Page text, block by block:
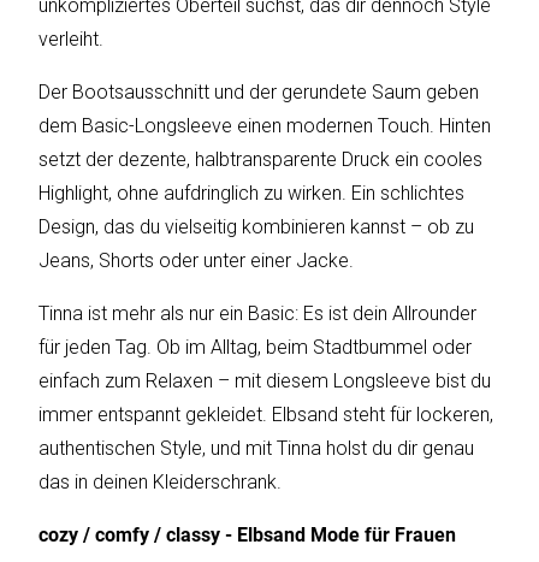
Katalog
erstellen
Preisliste
erstellen
unkompliziertes Oberteil suchst, das dir dennoch Style
verleiht.
Der Bootsausschnitt und der gerundete Saum geben
dem Basic-Longsleeve einen modernen Touch. Hinten
setzt der dezente, halbtransparente Druck ein cooles
Highlight, ohne aufdringlich zu wirken. Ein schlichtes
Design, das du vielseitig kombinieren kannst – ob zu
Jeans, Shorts oder unter einer Jacke.
Tinna ist mehr als nur ein Basic: Es ist dein Allrounder
für jeden Tag. Ob im Alltag, beim Stadtbummel oder
einfach zum Relaxen – mit diesem Longsleeve bist du
immer entspannt gekleidet. Elbsand steht für lockeren,
authentischen Style, und mit Tinna holst du dir genau
das in deinen Kleiderschrank.
cozy / comfy / classy - Elbsand Mode für Frauen